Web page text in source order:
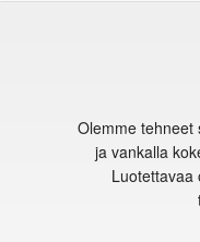
Olemme tehneet
ja vankalla
Luotettavaa